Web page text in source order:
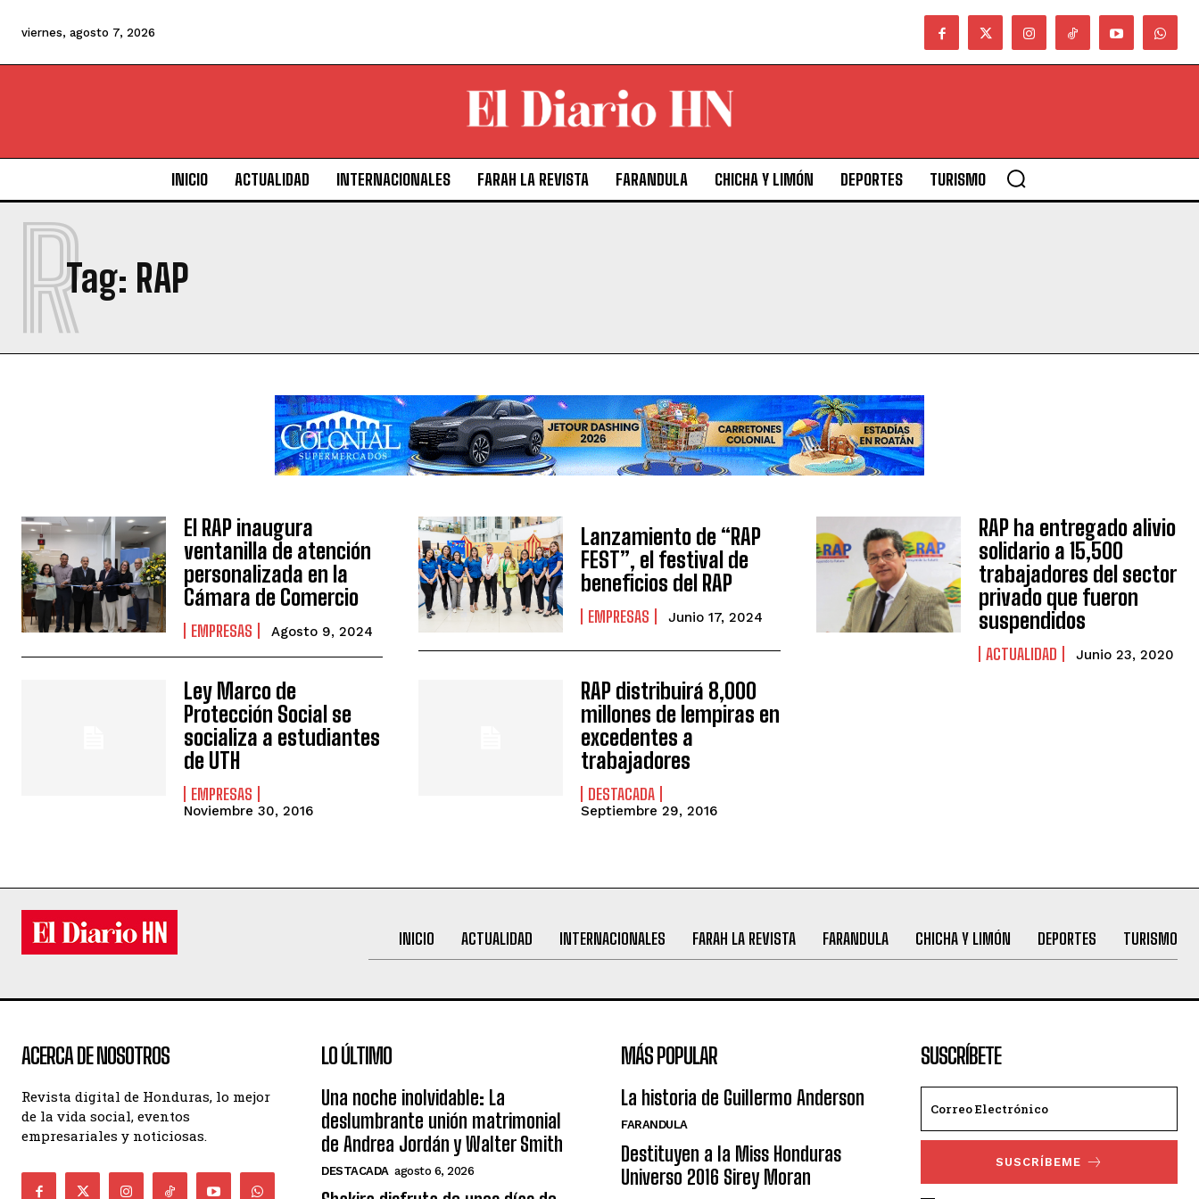
viernes, agosto 7, 2026
INICIO ACTUALIDAD INTERNACIONALES FARAH LA REVISTA FARANDULA CHICHA Y LIMÓN DEPORTES TURISMO
Tag: RAP
R
El RAP inaugura
ventanilla de atención
personalizada en la
Cámara de Comercio
EMPRESAS Agosto 9, 2024
Lanzamiento de “RAP
FEST”, el festival de
beneficios del RAP
EMPRESAS Junio 17, 2024
RAP ha entregado alivio
solidario a 15,500
trabajadores del sector
privado que fueron
suspendidos
ACTUALIDAD Junio 23, 2020
Ley Marco de
Protección Social se
socializa a estudiantes
de UTH
EMPRESAS
Noviembre 30, 2016
RAP distribuirá 8,000
millones de lempiras en
excedentes a
trabajadores
DESTACADA
Septiembre 29, 2016
INICIO ACTUALIDAD INTERNACIONALES FARAH LA REVISTA FARANDULA CHICHA Y LIMÓN DEPORTES TURISMO
ACERCA DE NOSOTROS
Revista digital de Honduras, lo mejor
de la vida social, eventos
empresariales y noticiosas.
LO ÚLTIMO
Una noche inolvidable: La
deslumbrante unión matrimonial
de Andrea Jordán y Walter Smith
DESTACADA agosto 6, 2026
MÁS POPULAR
La historia de Guillermo Anderson
FARANDULA
Destituyen a la Miss Honduras
Universo 2016 Sirey Moran
SUSCRÍBETE
SUSCRÍBEME